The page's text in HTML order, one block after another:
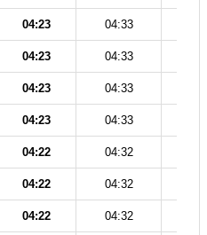
04:23 04:33
04:23 04:33
04:23 04:33
04:23 04:33
04:22 04:32
04:22 04:32
04:22 04:32